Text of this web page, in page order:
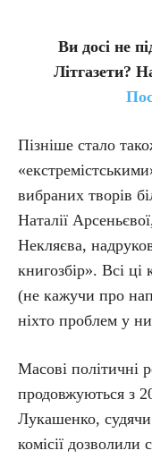
Ви досі не
Літгазети?
Пізніше стало
вибраних творів
Наталії
Некляєва,
книгозбір». Всі
(не кажучи про
ніхто проблем у
Масові політичні
продовжуються з
Лукашенко,
комісії дозволили